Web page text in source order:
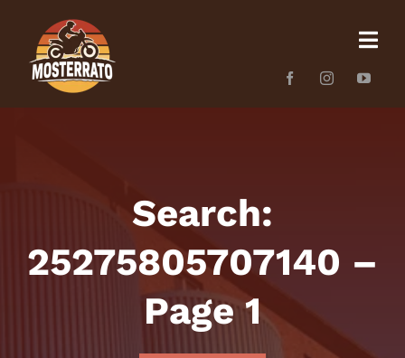
content
Search:
25275805707140 –
Page 1